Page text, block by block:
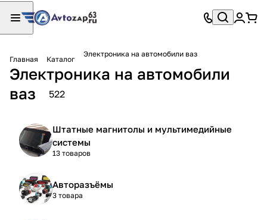
Главная Каталог
Электроника на автомобили ваз
Электроника на автомобили
ваз
522
Штатные магнитолы и мультимедийные
системы
13 товаров
Авторазъёмы
3 товара